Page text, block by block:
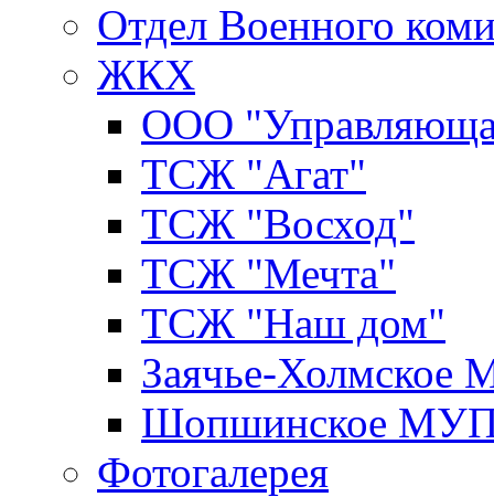
Отдел Военного
ЖКХ
ООО
ТСЖ "Агат"
ТСЖ "Восход"
ТСЖ "Мечта"
ТСЖ "Наш дом"
Заячье-
Шопшинское
Фотогалерея